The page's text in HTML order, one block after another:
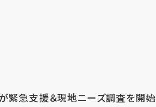
緊急支援＆現地ニーズ調査を開始